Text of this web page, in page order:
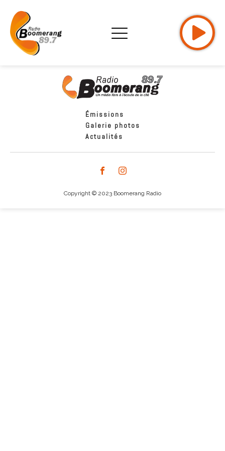
Émissions
Galerie photos
Actualités
Copyright © 2023 Boomerang Radio